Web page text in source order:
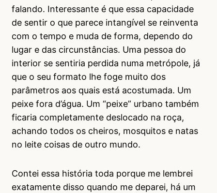
falando. Interessante é que essa capacidade
de sentir o que parece intangível se reinventa
com o tempo e muda de forma, dependo do
lugar e das circunstâncias. Uma pessoa do
interior se sentiria perdida numa metrópole, já
que o seu formato lhe foge muito dos
parâmetros aos quais está acostumada. Um
peixe fora d’água. Um “peixe” urbano também
ficaria completamente deslocado na roça,
achando todos os cheiros, mosquitos e natas
no leite coisas de outro mundo.
Contei essa história toda porque me lembrei
exatamente disso quando me deparei, há um